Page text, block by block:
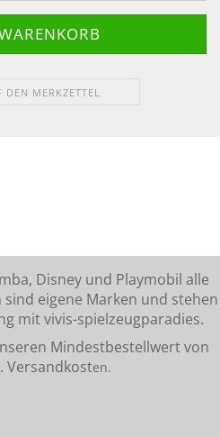
DEN MERKZETTEL
Disney und Playmobil alle
eigene Marken und stehen
mit vivis-spielzeugparadies.
Mindestbestellwert von
Versandkosten.